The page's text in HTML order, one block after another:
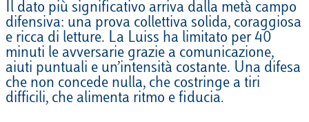
Il dato più significativo arriva dalla metà campo
difensiva: una prova collettiva solida, coraggiosa
e ricca di letture. La Luiss ha limitato per 40
minuti le avversarie grazie a comunicazione,
aiuti puntuali e un’intensità costante. Una difesa
che non concede nulla, che costringe a tiri
difficili, che alimenta ritmo e fiducia.